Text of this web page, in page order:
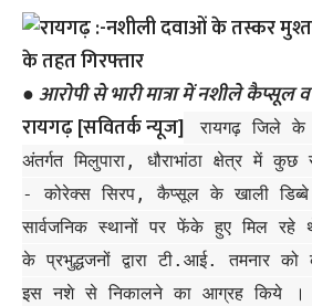
●आरोपी से भारी मात्रा में नशीले कैप्सूल
रायगढ़ [सवितर्क न्यूज]
रायगढ़ जिले के
अंतर्गत मिलुपारा, धौराभांठा क्षेत्र में
- कोरेक्स सिरप, कैप्सूल के खाली
सार्वजनिक स्थानों पर फेंके हुए मिल
के प्रभुद्धजनों द्वारा टी.आई. तमनार को
इस नशे से निकालने का आग्रह किये ।